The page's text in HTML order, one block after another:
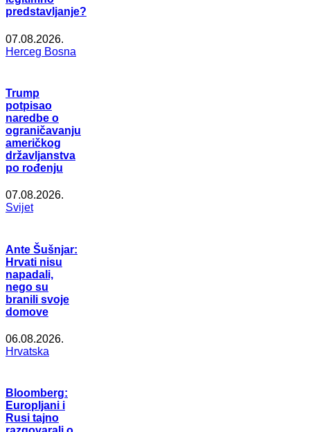
predstavljanje?
07.08.2026.
Herceg Bosna
Trump
potpisao
naredbe o
ograničavanju
američkog
državljanstva
po rođenju
07.08.2026.
Svijet
Ante Šušnjar:
Hrvati nisu
napadali,
nego su
branili svoje
domove
06.08.2026.
Hrvatska
Bloomberg:
Europljani i
Rusi tajno